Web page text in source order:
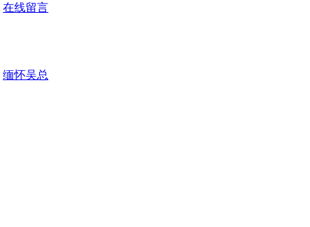
在线留言
缅怀吴总